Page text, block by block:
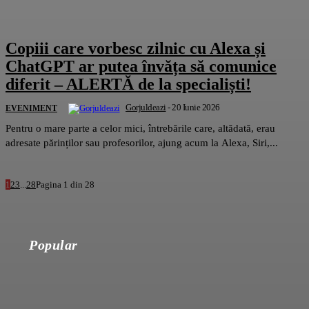
Copiii care vorbesc zilnic cu Alexa și
ChatGPT ar putea învăța să comunice
diferit – ALERTĂ de la specialiști!
EVENIMENT Gorjuldeazi - 20 Iunie 2026
Pentru o mare parte a celor mici, întrebările care, altădată, erau
adresate părinților sau profesorilor, ajung acum la Alexa, Siri,...
1 23 28Pagina 1 din 28
Popular